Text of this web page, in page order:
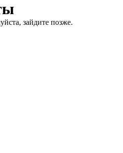
зайдите позже.